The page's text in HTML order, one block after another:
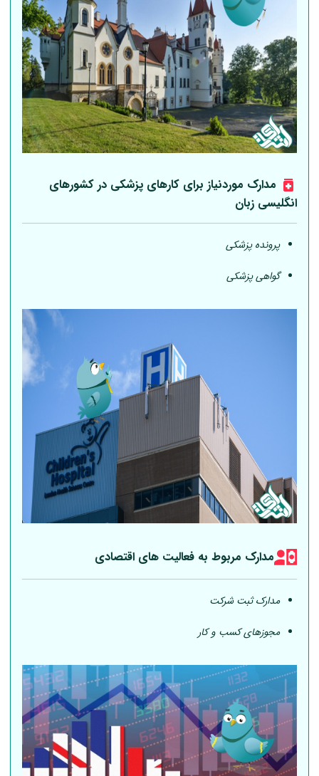
مدارک موردنیاز برای کارهای پزشکی در کشورهای
انگلیسی زبان
پرونده پزشکی
گواهی پزشکی
مدارک مربوط به فعالیت های اقتصادی
مدارک ثبت شرکت
مجوزهای کسب و کار